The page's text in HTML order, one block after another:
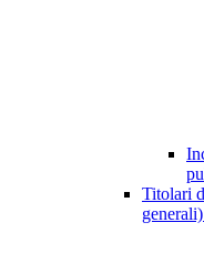
Titolari
generali)